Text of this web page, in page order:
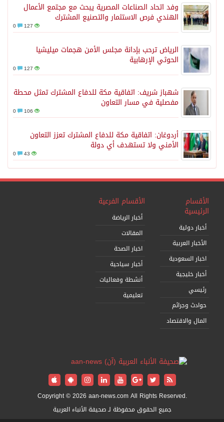
وفد اتحاد الصناعات المصرية يبحث مع مجتمع الأعمال
الهندي فرص الاستثمار والتصنيع المشترك
127
الرياض ترحب بإدانة مجلس الأمن هجمات ميليشيا
الحوثي الإرهابية
127
شهباز شريف: اتفاقية مكة للدفاع المشترك تمثل محطة
مفصلية في مسار التعاون
106
أردوغان: اتفاقية مكة للدفاع المشترك تعزز التعاون
الأمني ولا تستهدف أي دولة
43
الأقسام
الرئيسية
أخبار دولية
الأخبار العربية
اخبار السعودية
أخبار خليجية
رئيسي
حوادث وجرائم
المال والاقتصاد
الأقسام الفرعية
أخبار الرياضة
المقالات
اخبار الصحة
أخبار سياحية
أنشطة وفعاليات
تعليمية
Copyright © 2026 aan-news.com All Rights Reserved.
جميع الحقوق محفوظة لـ صحيفة الأنباء العربية